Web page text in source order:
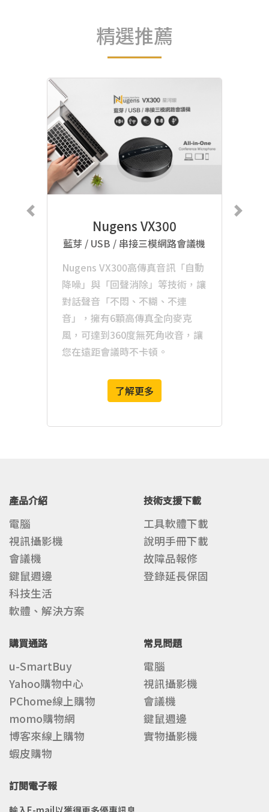
精選推薦
Nugens VX300
藍芽 / USB / 串接三模網路會議機
Nugens VX300高傳真音訊「自動
降噪」與「回聲消除」等技術，讓
對話聲音「不悶、不糊、不連
音」，擁有6顆高傳真全向麥克
風，可達到360度無死角收音，讓
您在遠距會議時不卡頓。
了解更多
產品介紹
電腦
視訊攝影機
會議機
鍵鼠週邊
科技生活
軟體、解決方案
技術支援下載
工具軟體下載
說明手冊下載
故障品報修
登錄延長保固
購買通路
u-SmartBuy
Yahoo購物中心
PChome線上購物
momo購物網
博客來線上購物
蝦皮購物
常見問題
電腦
視訊攝影機
會議機
鍵鼠週邊
實物攝影機
訂閱電子報